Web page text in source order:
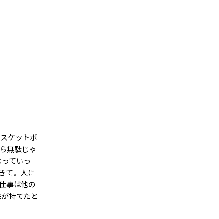
ケットボ
無駄じゃ
ていっ
て。人に
事は他の
持てたと